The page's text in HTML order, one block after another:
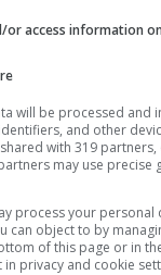
or access information
will be processed and
and other
with 319
may use precise
process your
can object to by
of this page or in
privacy and cookie